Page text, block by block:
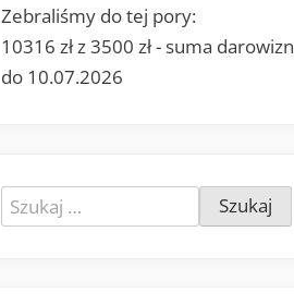
Zebraliśmy do tej pory:
10316 zł z 3500 zł - suma darowizn
do 10.07.2026
Szukaj: